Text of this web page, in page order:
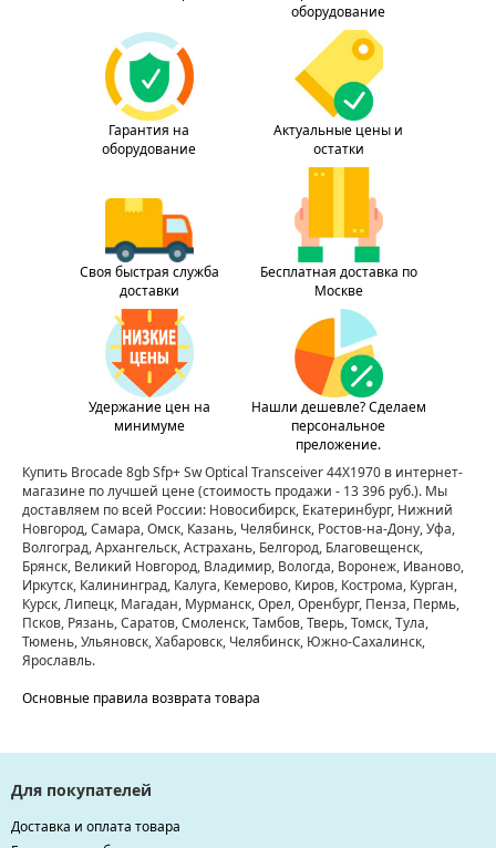
оборудование
Гарантия на
оборудование
Актуальные цены и
остатки
Своя быстрая служба
доставки
Бесплатная доставка по
Москве
Удержание цен на
минимуме
Нашли дешевле? Сделаем
персональное
преложение.
Купить Brocade 8gb Sfp+ Sw Optical Transceiver 44X1970 в интернет-
магазине по лучшей цене(стоимость продажи - 13 396 руб.). Мы
доставляем по всей России: Новосибирск, Екатеринбург, Нижний
Новгород, Самара, Омск, Казань, Челябинск, Ростов-на-Дону, Уфа,
Волгоград, Архангельск, Астрахань, Белгород, Благовещенск,
Брянск, Великий Новгород, Владимир, Вологда, Воронеж, Иваново,
Иркутск, Калининград, Калуга, Кемерово, Киров, Кострома, Курган,
Курск, Липецк, Магадан, Мурманск, Орел, Оренбург, Пенза, Пермь,
Псков, Рязань, Саратов, Смоленск, Тамбов, Тверь, Томск, Тула,
Тюмень, Ульяновск, Хабаровск, Челябинск, Южно-Сахалинск,
Ярославль.
Основные правила возврата товара
Для покупателей
Доставка и оплата товара